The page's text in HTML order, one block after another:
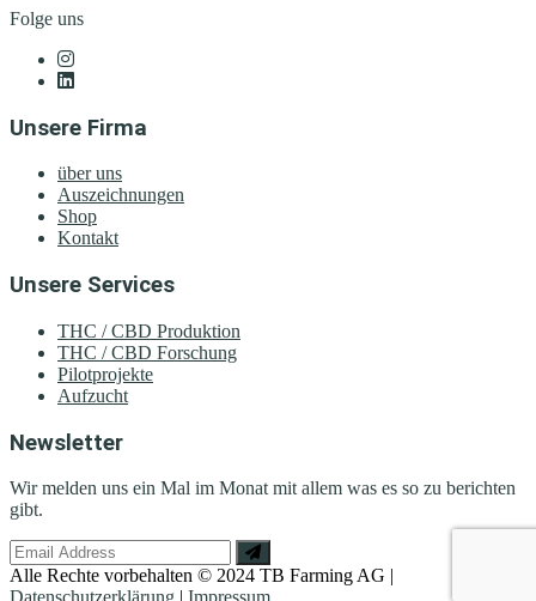
Folge uns
Unsere Firma
über uns
Auszeichnungen
Shop
Kontakt
Unsere Services
THC / CBD Produktion
THC / CBD Forschung
Pilotprojekte
Aufzucht
Newsletter
Wir melden uns ein Mal im Monat mit allem was es so zu berichten
gibt.
Alle Rechte vorbehalten © 2024 TB Farming AG |